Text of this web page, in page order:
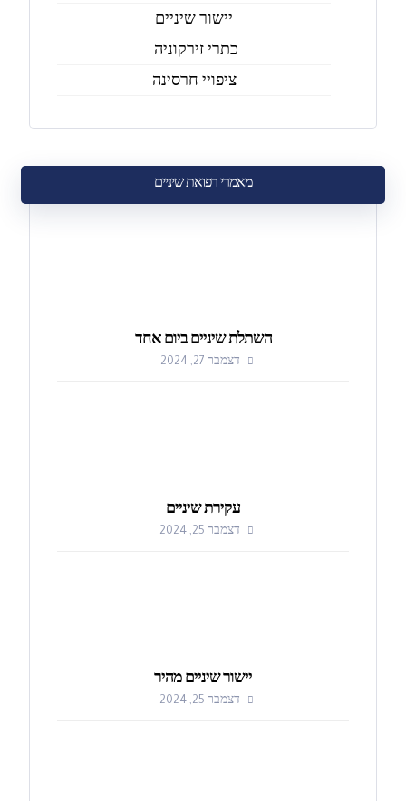
יישור שיניים
כתרי זירקוניה
ציפויי חרסינה
מאמרי רפואת שיניים
השתלת שיניים ביום אחד
דצמבר 27, 2024
עקירת שיניים
דצמבר 25, 2024
יישור שיניים מהיר
דצמבר 25, 2024